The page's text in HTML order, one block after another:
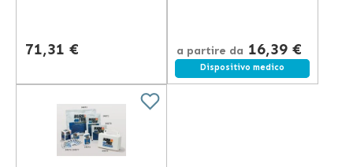
71,31 € a partire da 16,39 €
Spedizione gratuita
Dispositivo medico